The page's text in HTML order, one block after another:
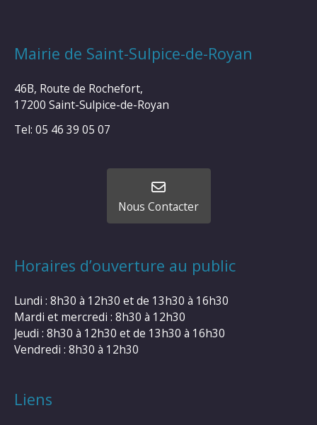
Mairie de Saint-Sulpice-de-Royan
46B, Route de Rochefort,
17200 Saint-Sulpice-de-Royan
Tel: 05 46 39 05 07
Nous Contacter
Horaires d’ouverture au public
Lundi : 8h30 à 12h30 et de 13h30 à 16h30
Mardi et mercredi : 8h30 à 12h30
Jeudi : 8h30 à 12h30 et de 13h30 à 16h30
Vendredi : 8h30 à 12h30
Liens